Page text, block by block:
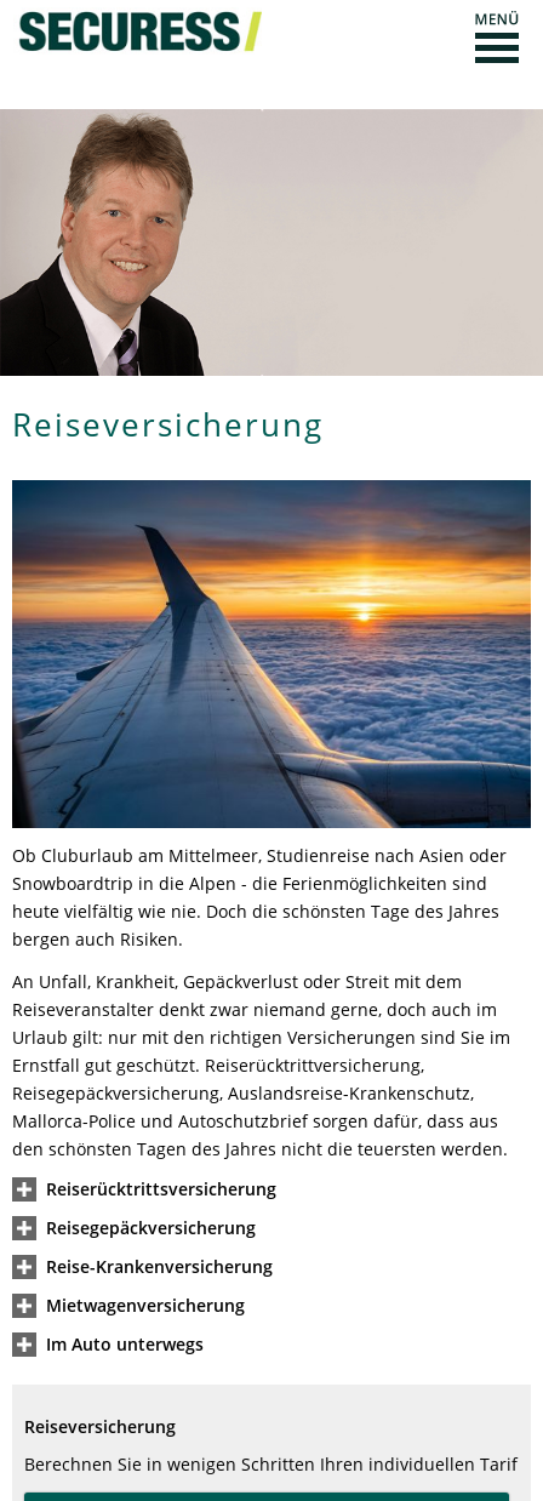
Reiseversicherung
Ob Cluburlaub am Mittelmeer, Studienreise nach Asien oder
Snowboardtrip in die Alpen - die Ferienmöglichkeiten sind
heute vielfältig wie nie. Doch die schönsten Tage des Jahres
bergen auch Risiken.
An Unfall, Krankheit, Gepäckverlust oder Streit mit dem
Reiseveranstalter denkt zwar niemand gerne, doch auch im
Urlaub gilt: nur mit den richtigen Versicherungen sind Sie im
Ernstfall gut geschützt. Reiserücktrittversicherung,
Reisegepäckversicherung, Auslandsreise-Krankenschutz,
Mallorca-Police und Autoschutzbrief sorgen dafür, dass aus
den schönsten Tagen des Jahres nicht die teuersten werden.
Reiserücktrittsversicherung
Reisegepäckversicherung
Reise-Krankenversicherung
Mietwagenversicherung
Im Auto unterwegs
Reiseversicherung
Berechnen Sie in wenigen Schritten Ihren individuellen Tarif